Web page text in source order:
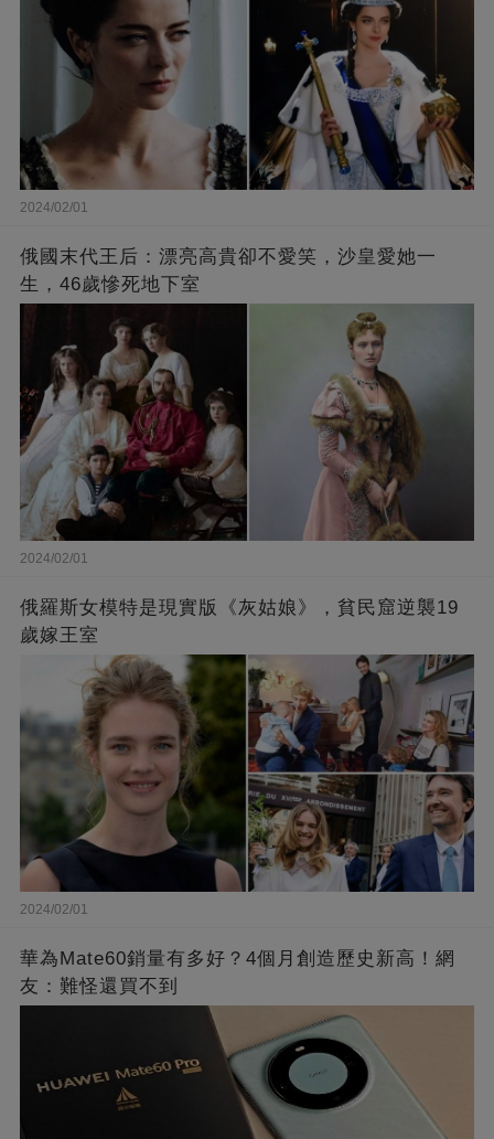
2024/02/01
俄國末代王后：漂亮高貴卻不愛笑，沙皇愛她一
生，46歲慘死地下室
2024/02/01
俄羅斯女模特是現實版《灰姑娘》，貧民窟逆襲19
歲嫁王室
2024/02/01
華為Mate60銷量有多好？4個月創造歷史新高！網
友：難怪還買不到